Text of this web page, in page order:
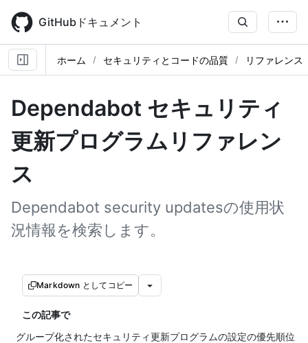
main
content
GitHubドキュメント
ホーム セキュリティとコードの品質 リファレンス
Dependabot セキュリティ
更新プログラムリファレン
ス
Dependabot security updatesの使用状
況情報を検索します。
Markdown としてコピー
この記事で
グループ化されたセキュリティ更新プログラムの設定の優先順位